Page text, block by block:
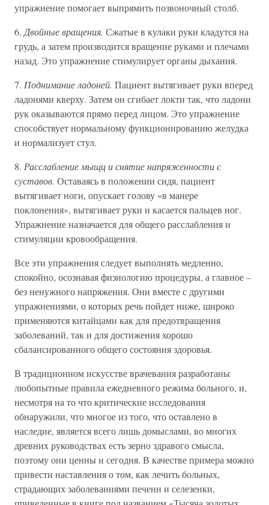
упражнение помогает выпрямить позвоночный столб.
6. Двойные вращения. Сжатые в кулаки руки кладутся на
грудь, а затем производится вращение руками и плечами
назад. Это упражнение стимулирует органы дыхания.
7. Поднимание ладоней. Пациент вытягивает руки вперед
ладонями кверху. Затем он сгибает локти так, что ладони
рук оказываются прямо перед лицом. Это упражнение
способствует нормальному функционированию желудка
и нормализует стул.
8. Расслабление мыщц и снятие напряженности с
суставов. Оставаясь в положении сидя, пациент
вытягивает ноги, опускает голову «в манере
поклонения», вытягивает руки и касается пальцев ног.
Упражнение назначается для общего расслабления и
стимуляции кровообращения.
Все эти упражнения следует выполнять медленно,
спокойно, осознавая физиологию процедуры, а главное –
без ненужного напряжения. Они вместе с другими
упражнениями, о которых речь пойдет ниже, широко
применяются китайцами как для предотвращения
заболеваний, так и для достижения хорошо
сбалансированного общего состояния здоровья.
В традиционном искусстве врачевания разработаны
любопытные правила ежедневного режима больного, и,
несмотря на то что критические исследования
обнаружили, что многое из того, что оставлено в
наследие, является всего лишь домыслами, во многих
древних руководствах есть зерно здравого смысла,
поэтому они ценны и сегодня. В качестве примера можно
привести наставления о том, как лечить больных,
страдающих заболеваниями печени и селезенки,